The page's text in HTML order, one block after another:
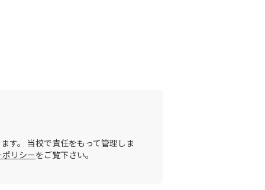
す。 当校で責任をもって管理しま
リシーをご覧下さい。